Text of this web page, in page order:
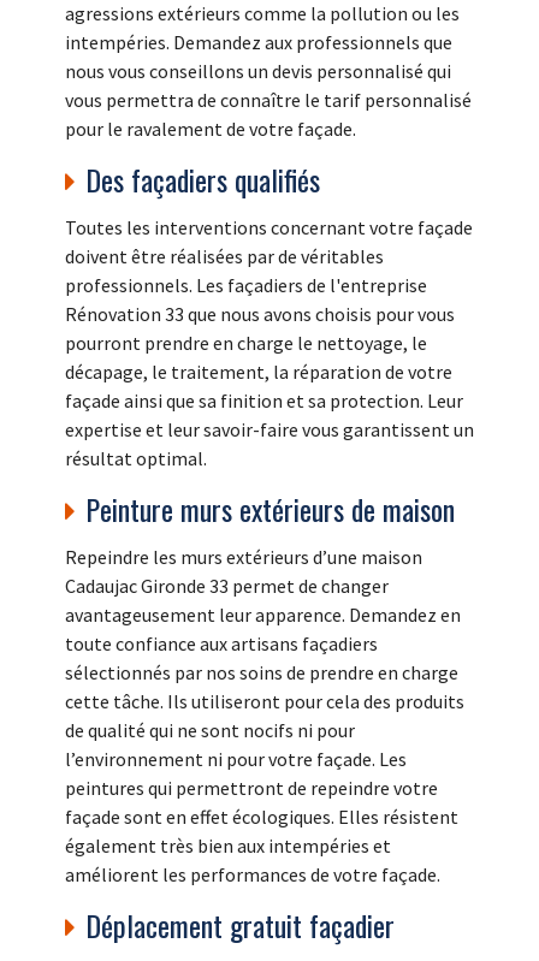
agressions extérieurs comme la pollution ou les
intempéries. Demandez aux professionnels que
nous vous conseillons un devis personnalisé qui
vous permettra de connaître le tarif personnalisé
pour le ravalement de votre façade.
Des façadiers qualifiés
Toutes les interventions concernant votre façade
doivent être réalisées par de véritables
professionnels. Les façadiers de l'entreprise
Rénovation 33 que nous avons choisis pour vous
pourront prendre en charge le nettoyage, le
décapage, le traitement, la réparation de votre
façade ainsi que sa finition et sa protection. Leur
expertise et leur savoir-faire vous garantissent un
résultat optimal.
Peinture murs extérieurs de maison
Repeindre les murs extérieurs d’une maison
Cadaujac Gironde 33 permet de changer
avantageusement leur apparence. Demandez en
toute confiance aux artisans façadiers
sélectionnés par nos soins de prendre en charge
cette tâche. Ils utiliseront pour cela des produits
de qualité qui ne sont nocifs ni pour
l’environnement ni pour votre façade. Les
peintures qui permettront de repeindre votre
façade sont en effet écologiques. Elles résistent
également très bien aux intempéries et
améliorent les performances de votre façade.
Déplacement gratuit façadier